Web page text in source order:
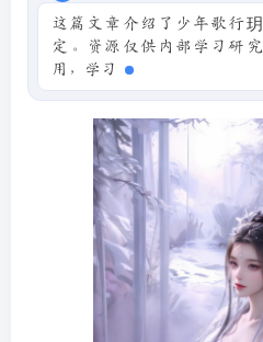
这篇文章介绍了少年歌行
定。资源仅供内部学习研
用，学习研究后请自觉删除